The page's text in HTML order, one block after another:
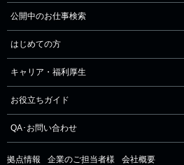
公開中のお仕事検索
はじめての方
キャリア・福利厚生
お役立ちガイド
QA･お問い合わせ
拠点情報 企業のご担当者様 会社概要